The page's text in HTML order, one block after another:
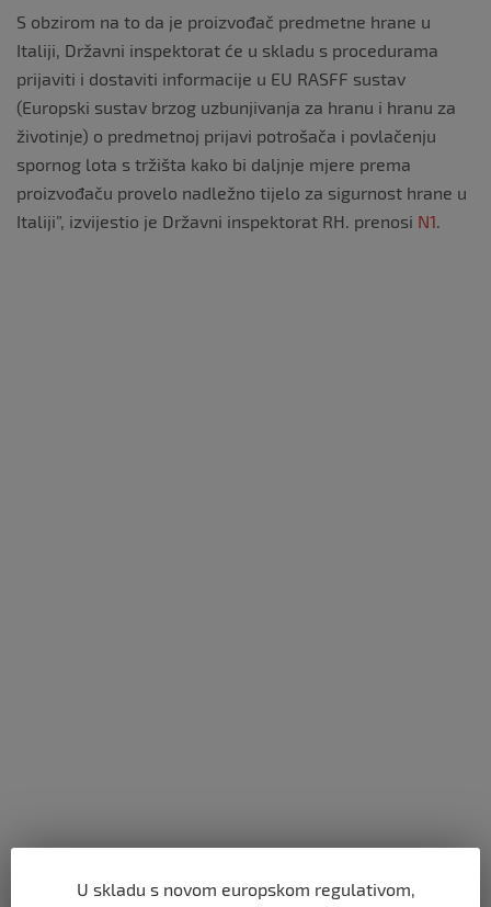
S obzirom na to da je proizvođač predmetne hrane u
Italiji, Državni inspektorat će u skladu s procedurama
prijaviti i dostaviti informacije u EU RASFF sustav
(Europski sustav brzog uzbunjivanja za hranu i hranu za
životinje) o predmetnoj prijavi potrošača i povlačenju
spornog lota s tržišta kako bi daljnje mjere prema
proizvođaču provelo nadležno tijelo za sigurnost hrane u
Italiji”, izvijestio je Državni inspektorat RH. prenosi N1.
U skladu s novom europskom regulativom,